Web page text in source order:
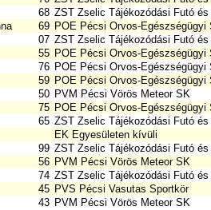
68 ZST Zselic Tájékozódási Futó
69 POE Pécsi Orvos-Egészségügyi
07 ZST Zselic Tájékozódási Futó
55 POE Pécsi Orvos-Egészségügyi
76 POE Pécsi Orvos-Egészségügyi
59 POE Pécsi Orvos-Egészségügyi
50 PVM Pécsi Vörös Meteor SK
75 POE Pécsi Orvos-Egészségügyi
65 ZST Zselic Tájékozódási Futó
EK Egyesületen kívüli
99 ZST Zselic Tájékozódási Futó
56 PVM Pécsi Vörös Meteor SK
74 ZST Zselic Tájékozódási Futó
45 PVS Pécsi Vasutas Sportkör
43 PVM Pécsi Vörös Meteor SK